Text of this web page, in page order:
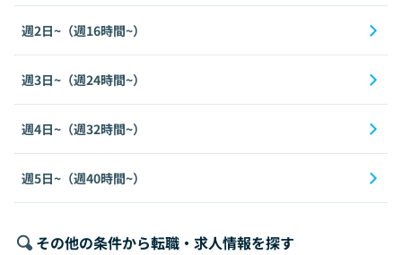
週2日~（週16時間~）
週3日~（週24時間~）
週4日~（週32時間~）
週5日~（週40時間~）
その他の条件から転職・求人情報を探す